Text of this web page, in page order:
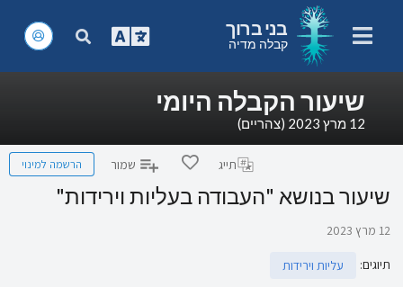
בני ברוך
קבלה מדיה
שיעור הקבלה היומי
12 מרץ 2023 (צהריים)
תייג שמור הרשמה למינוי
שיעור בנושא "העבודה בעליות וירידות"
12 מרץ 2023
תיוגים:
עליות וירידות